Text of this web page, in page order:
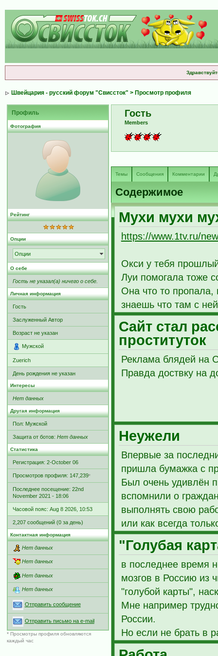
Швейцария - русский форум "Свиссток" > Просмотр профиля
Профиль
Фотография
Рейтинг
Опции
Опции
О себе
Гость не указал(а) ничего о себе.
Личная информация
Гость
Заслуженный Автор
Возраст не указан
Мужской
Zuerich
День рождения не указан
Интересы
Нет данных
Другая информация
Пол: Мужской
Защита от ботов: Нет данных
Статистика
Регистрация: 2-October 06
Просмотров профиля: 147,239*
Последнее посещение: 22nd
November 2021 - 18:06
Часовой пояс: Aug 8 2026, 10:53
2,207 сообщений (0 за день)
Контактная информация
Нет данных
Нет данных
Нет данных
Нет данных
Отправить сообщение
Отправить письмо на e-mail
* Просмотры профиля обновляются
каждый час
Гость
Members
Темы Сообщения Комментарии
Содержимое
Мухи мухи
https://www.1tv.ru/
Окси у тебя
Луи помогала тоже
Она что то пропала,
знаешь что там с
Сайт стал
проституток
Реклама блядей на
Правда доствку на
Неужели
Впервые за
пришла бумажка с
Был очень удивлён
вспомнили о
выполнять свою
или как всегда
ведь вопросы
хотя точно за
Или Он свисток
никто не нужен
кто что думает
"Голубая
в последнее время
мозгов в Россию из
"голубой карты",
Мне например
России.
Но если не брать в
оплаты труда